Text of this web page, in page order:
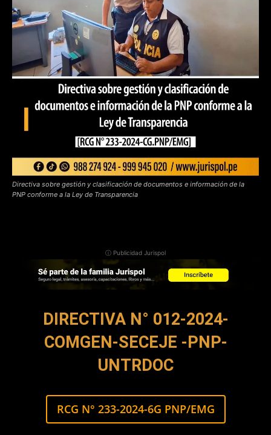
Directiva sobre gestión y clasificación de documentos e información de la
PNP conforme a la Ley de Transparencia
ⓘ Publicidad Jurispol
DIRECTIVA N° 012-2024-
COMGEN-SECEJE -PNP-
UNTRDOC
RCG N° 233-2024-6G PNP/EMG